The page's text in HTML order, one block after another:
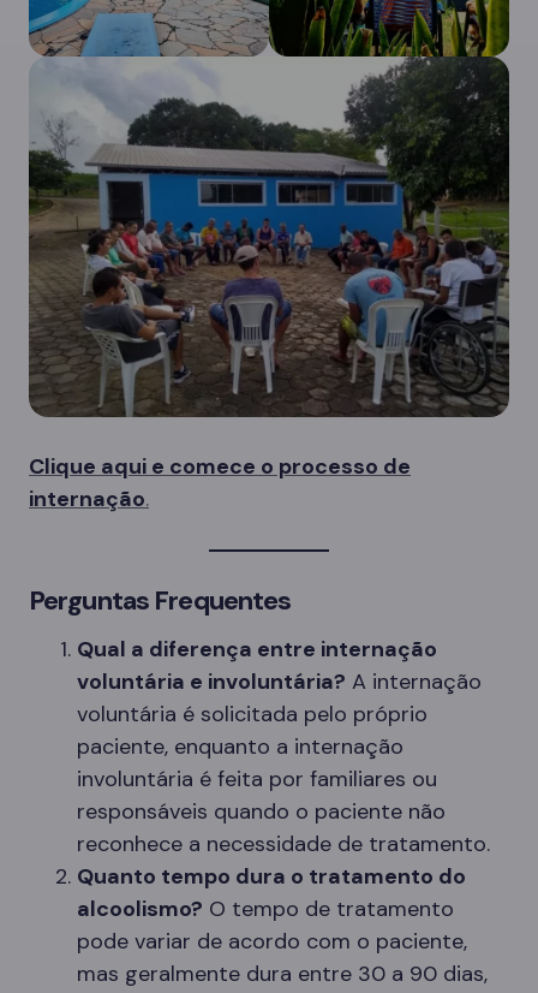
Clique aqui e comece o processo de
internação.
Perguntas Frequentes
Qual a diferença entre internação
voluntária e involuntária? A internação
voluntária é solicitada pelo próprio
paciente, enquanto a internação
involuntária é feita por familiares ou
responsáveis quando o paciente não
reconhece a necessidade de tratamento.
Quanto tempo dura o tratamento do
alcoolismo? O tempo de tratamento
pode variar de acordo com o paciente,
mas geralmente dura entre 30 a 90 dias,